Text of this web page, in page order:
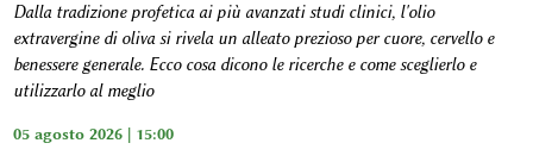
Dalla tradizione profetica ai più avanzati studi clinici, l'olio
extravergine di oliva si rivela un alleato prezioso per cuore, cervello e
benessere generale. Ecco cosa dicono le ricerche e come sceglierlo e
utilizzarlo al meglio
05 agosto 2026 | 15:00